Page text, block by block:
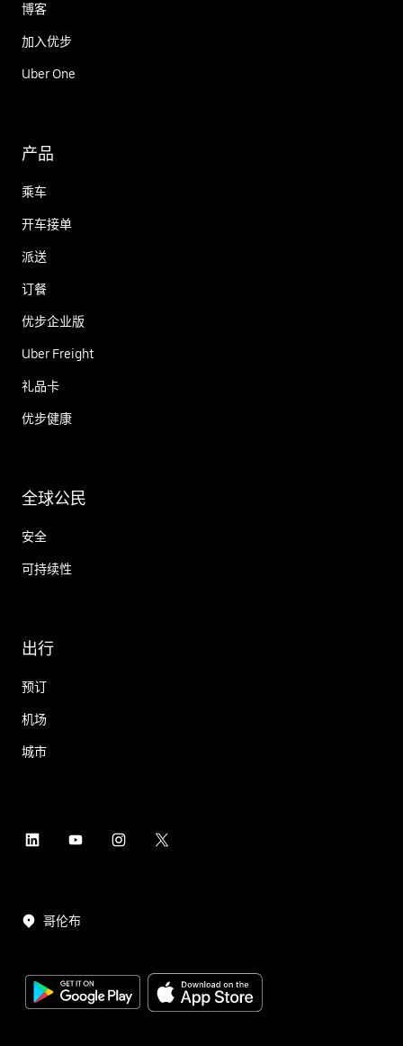
博客
加入优步
Uber One
产品
乘车
开车接单
派送
订餐
优步企业版
Uber Freight
礼品卡
优步健康
全球公民
安全
可持续性
出行
预订
机场
城市
哥伦布